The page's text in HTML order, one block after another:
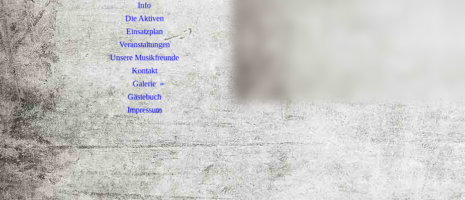
Info
Die Aktiven
Einsatzplan
Veranstaltungen
Unsere Musikfreunde
Kontakt
Galerie
Gästebuch
Impressum